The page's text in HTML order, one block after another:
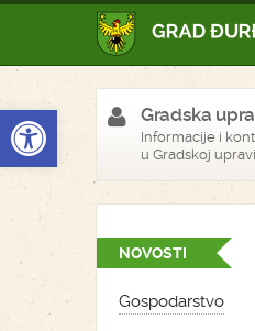
Open toolbar Gradska
Informacije i
u Gradskoj upravi
NOVOSTI
Gospodarstvo